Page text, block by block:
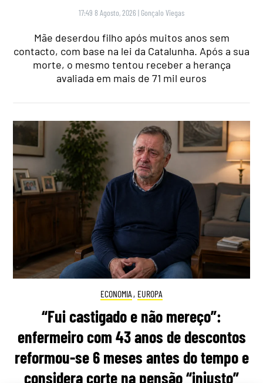
17:49 8 Agosto, 2026 | Gonçalo Viegas
Mãe deserdou filho após muitos anos sem
contacto, com base na lei da Catalunha. Após a sua
morte, o mesmo tentou receber a herança
avaliada em mais de 71 mil euros
ECONOMIA , EUROPA
“Fui castigado e não mereço”:
enfermeiro com 43 anos de descontos
reformou-se 6 meses antes do tempo e
considera corte na pensão “injusto”